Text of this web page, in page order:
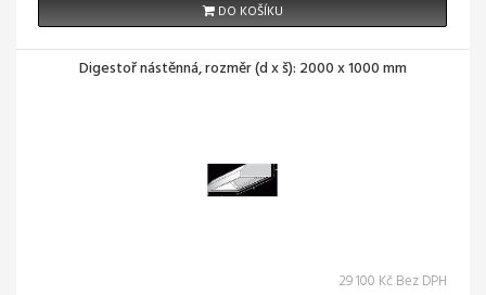
DO KOŠÍKU
Digestoř nástěnná, rozměr (d x š): 2000 x 1000 mm
29 100 Kč Bez DPH